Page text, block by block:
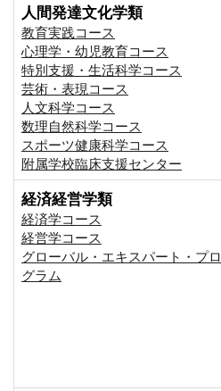
人間発達文化学類
教育実践コース
心理学・幼児教育コース
特別支援・生活科学コース
芸術・表現コース
人文科学コース
数理自然科学コース
スポーツ健康科学コース
附属学校臨床支援センター
経済経営学類
経済学コース
経営学コース
グローバル・エキスパート・プロ
グラム